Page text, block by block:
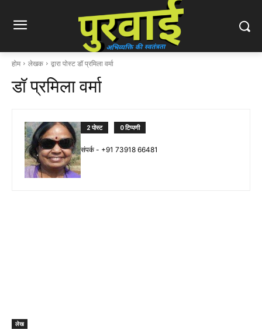
होम लेखक द्वारा पोस्ट डॉ प्रमिला वर्मा
डॉ प्रमिला वर्मा
2 पोस्ट 0 टिप्पणी
संपर्क - +91 73918 66481
लेख